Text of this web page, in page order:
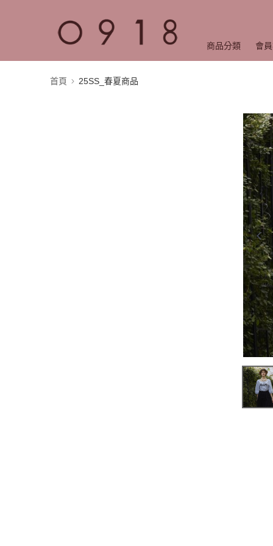
商品分類 會
首頁 25SS_春夏商品